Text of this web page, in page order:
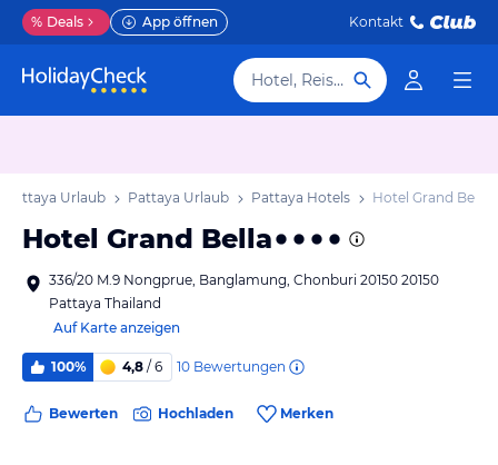
% Deals App öffnen Kontakt
Hotel, Reiseziel
Pattaya Urlaub Pattaya Urlaub Pattaya Hotels Hotel Grand Bella
Hotel Grand Bella
336/20 M.9 Nongprue, Banglamung, Chonburi 20150 20150
Pattaya Thailand
Auf Karte anzeigen
100% 4,8 / 6 10 Bewertungen
Bewerten Hochladen Merken